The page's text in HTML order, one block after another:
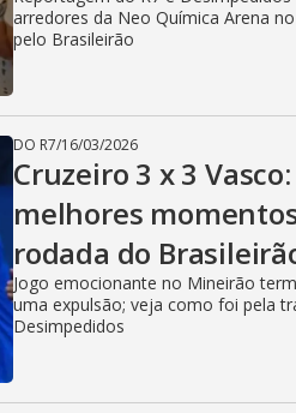
arredores da Neo Química Arena
pelo Brasileirão
DO R7/16/03/2026
Cruzeiro 3 x 3
melhores
rodada do
Jogo emocionante no Mineirão
uma expulsão; veja como foi pela
Desimpedidos